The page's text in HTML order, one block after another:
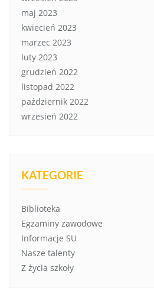
maj 2023
kwiecień 2023
marzec 2023
luty 2023
grudzień 2022
listopad 2022
październik 2022
wrzesień 2022
KATEGORIE
Biblioteka
Egzaminy zawodowe
Informacje SU
Nasze talenty
Z życia szkoły